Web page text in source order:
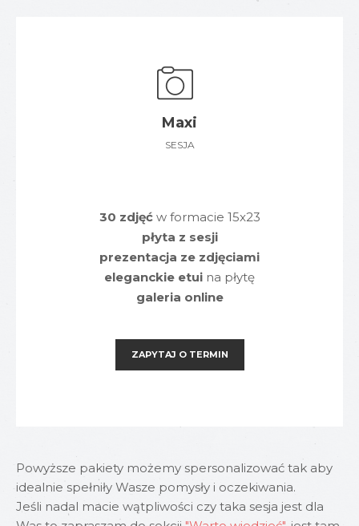
Maxi
SESJA
30 zdjęćw formacie 15x23
płyta z sesji
prezentacja ze zdjęciami
eleganckie etui na płytę
galeria online
ZAPYTAJ O TERMIN
Powyższe pakiety możemy spersonalizować tak aby
idealnie spełniły Wasze pomysły i oczekiwania.
Jeśli nadal macie wątpliwości czy taka sesja jest dla